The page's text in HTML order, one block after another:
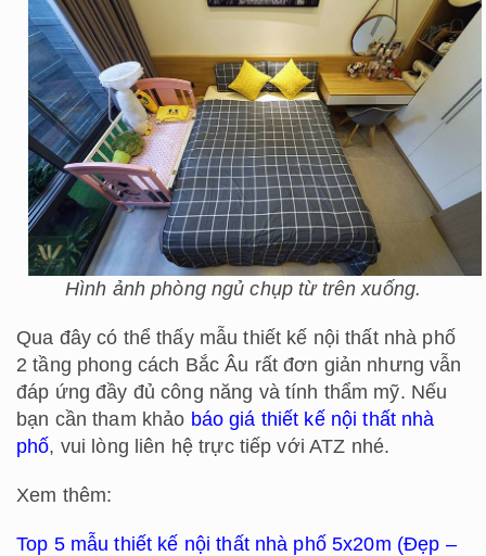
Hình ảnh phòng ngủ chụp từ trên xuống.
Qua đây có thể thấy mẫu thiết kế nội thất nhà phố
2 tầng phong cách Bắc Âu rất đơn giản nhưng vẫn
đáp ứng đầy đủ công năng và tính thẩm mỹ. Nếu
bạn cần tham khảo báo giá thiết kế nội thất nhà
phố, vui lòng liên hệ trực tiếp với ATZ nhé.
Xem thêm:
Top 5 mẫu thiết kế nội thất nhà phố 5x20m (Đẹp –